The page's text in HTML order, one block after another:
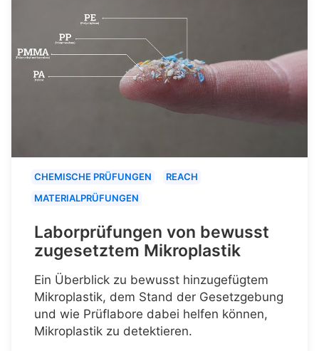
CHEMISCHE PRÜFUNGEN
REACH
MATERIALPRÜFUNGEN
Laborprüfungen von bewusst
zugesetztem Mikroplastik
Ein Überblick zu bewusst hinzugefügtem
Mikroplastik, dem Stand der Gesetzgebung
und wie Prüflabore dabei helfen können,
Mikroplastik zu detektieren.